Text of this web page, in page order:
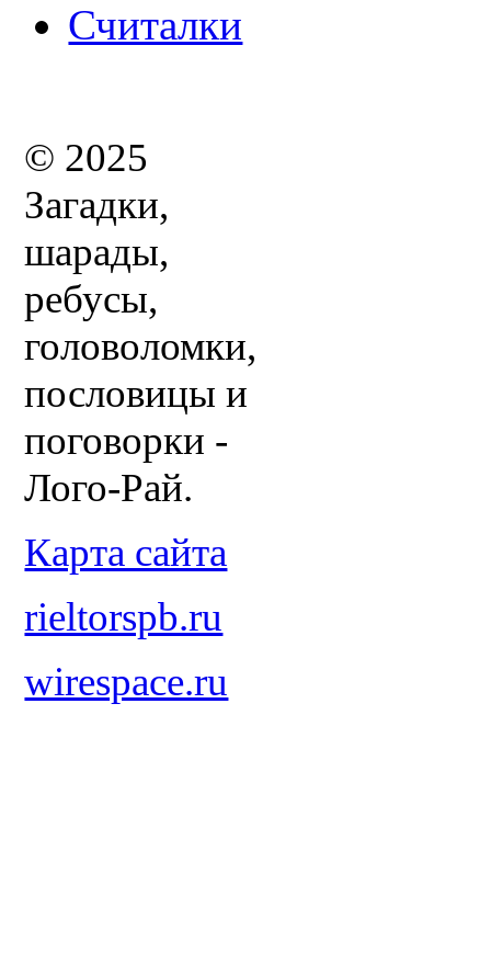
Считалки
© 2025
Загадки,
шарады,
ребусы,
головоломки,
пословицы и
поговорки -
Лого-Рай.
Карта сайта
rieltorspb.ru
wirespace.ru